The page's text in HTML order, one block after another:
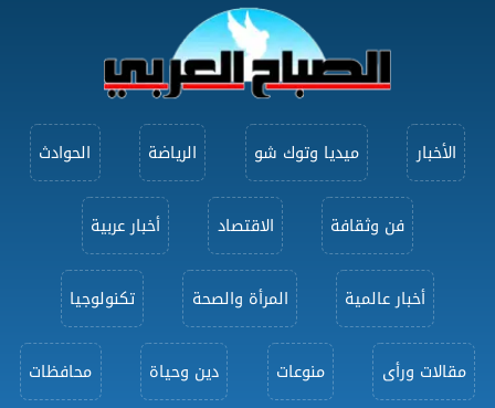
الأخبار ميديا وتوك شو الرياضة الحوادث
فن وثقافة الاقتصاد أخبار عربية
أخبار عالمية المرأة والصحة تكنولوجيا
مقالات ورأى منوعات دين وحياة محافظات